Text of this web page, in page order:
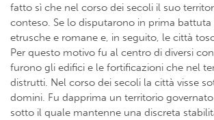
fatto sì che nel corso dei secoli il suo
conteso. Se lo disputarono in prima
etrusche e romane e, in seguito, le città
Per questo motivo fu al centro di diversi
furono gli edifici e le fortificazioni che nel
distrutti. Nel corso dei secoli la città visse
domini. Fu dapprima un territorio
sotto il quale mantenne una discreta